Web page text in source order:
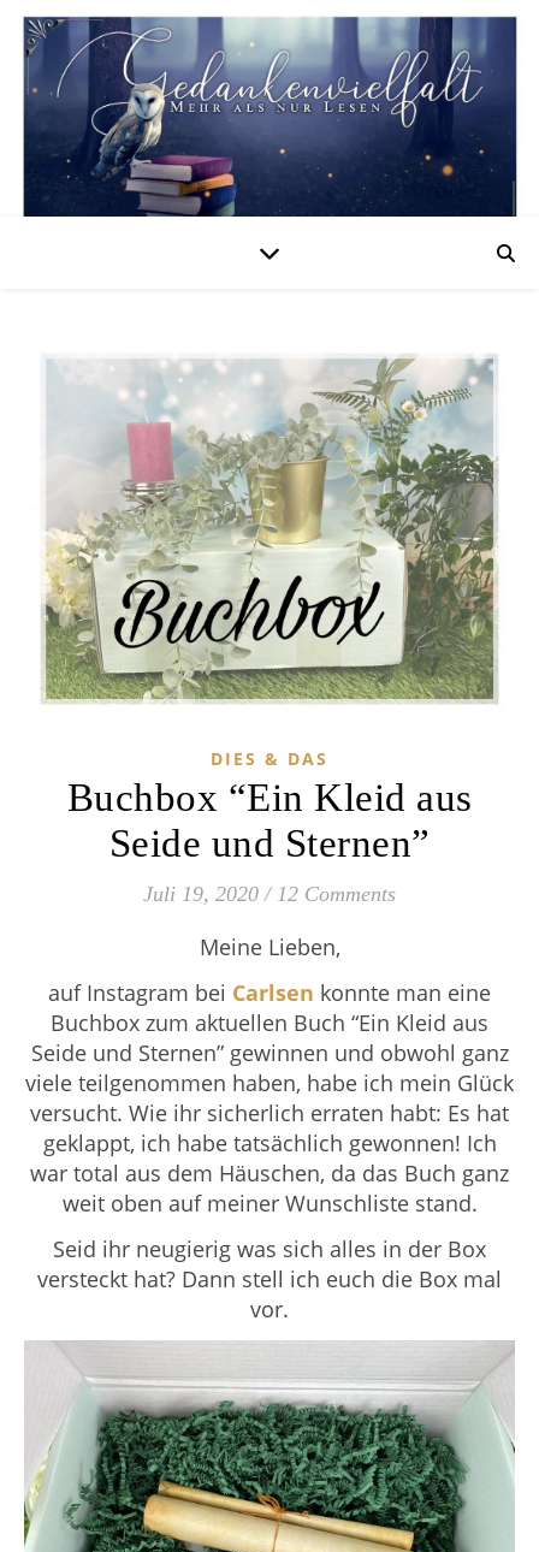
DIES & DAS
Buchbox “Ein Kleid aus
Seide und Sternen”
Juli 19, 2020 / 12 Comments
Meine Lieben,
auf Instagram bei Carlsen konnte man eine
Buchbox zum aktuellen Buch “Ein Kleid aus
Seide und Sternen” gewinnen und obwohl ganz
viele teilgenommen haben, habe ich mein Glück
versucht. Wie ihr sicherlich erraten habt: Es hat
geklappt, ich habe tatsächlich gewonnen! Ich
war total aus dem Häuschen, da das Buch ganz
weit oben auf meiner Wunschliste stand.
Seid ihr neugierig was sich alles in der Box
versteckt hat? Dann stell ich euch die Box mal
vor.